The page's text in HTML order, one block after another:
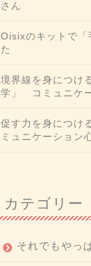
さん
Oisixのキットで「
た
境界線を身につけ
学」 コミュニケ
促す力を身につけ
ミュニケーション
カテゴリー
それでもやっ